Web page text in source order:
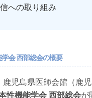
への取り組み
会 西部総会の概要
児島県医師会館（鹿児
性機能学会 西部総会が